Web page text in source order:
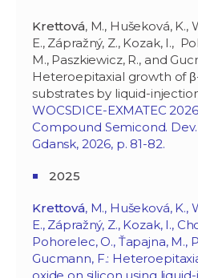
Krettová, M., Hušeková, K.,
E., Zápražný, Z., Kozak, I.,
M., Paszkiewicz, R., and
Heteroepitaxial growth of
substrates by liquid-
WOCSDICE-EXMATEC
Compound Semicond.
Gdansk, 2026, p. 81-82.
2025
Krettová, M., Hušeková, K.,
E., Zápražný, Z., Kozak, I.,
Pohorelec, O., Ťapajna, M.,
Gucmann, F.:
oxide on silicon using